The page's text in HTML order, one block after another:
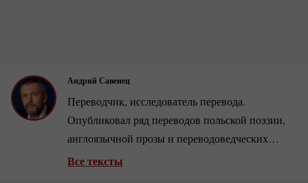
Андрий Савенец
Переводчик, исследователь перевода.
Опубликовал ряд переводов польской поэзии,
англоязычной прозы и переводоведческих
исследований.
Все тексты